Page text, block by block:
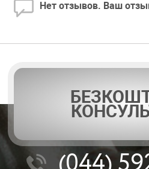
Нет отзывов. Ваш